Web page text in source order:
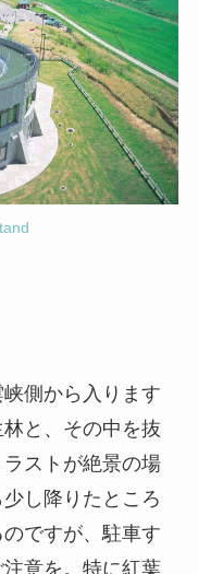
側から入ります
と、その中を抜
ストが絶景の場
し降りたところ
ですが、駐車す
意を。特に紅葉